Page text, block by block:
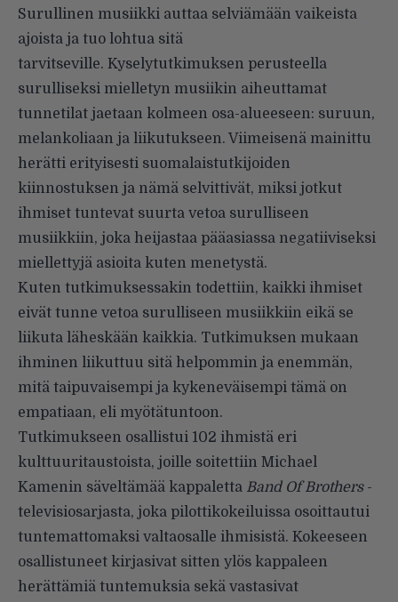
Surullinen musiikki auttaa selviämään vaikeista
ajoista ja tuo lohtua sitä
tarvitseville. Kyselytutkimuksen perusteella
surulliseksi mielletyn musiikin aiheuttamat
tunnetilat jaetaan kolmeen osa-alueeseen: suruun,
melankoliaan ja liikutukseen. Viimeisenä mainittu
herätti erityisesti suomalaistutkijoiden
kiinnostuksen ja nämä selvittivät, miksi jotkut
ihmiset tuntevat suurta vetoa surulliseen
musiikkiin, joka heijastaa pääasiassa negatiiviseksi
miellettyjä asioita kuten menetystä.
Kuten tutkimuksessakin todettiin, kaikki ihmiset
eivät tunne vetoa surulliseen musiikkiin eikä se
liikuta läheskään kaikkia. Tutkimuksen mukaan
ihminen liikuttuu sitä helpommin ja enemmän,
mitä taipuvaisempi ja kykeneväisempi tämä on
empatiaan, eli myötätuntoon.
Tutkimukseen osallistui 102 ihmistä eri
kulttuuritaustoista, joille soitettiin Michael
Kamenin säveltämää kappaletta Band Of Brothers-
televisiosarjasta, joka pilottikokeiluissa osoittautui
tuntemattomaksi valtaosalle ihmisistä. Kokeeseen
osallistuneet kirjasivat sitten ylös kappaleen
herättämiä tuntemuksia sekä vastasivat